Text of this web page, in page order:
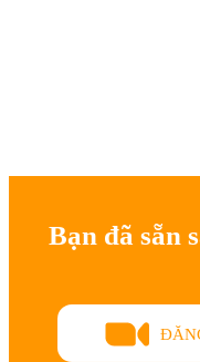
Bạn đã sẵn